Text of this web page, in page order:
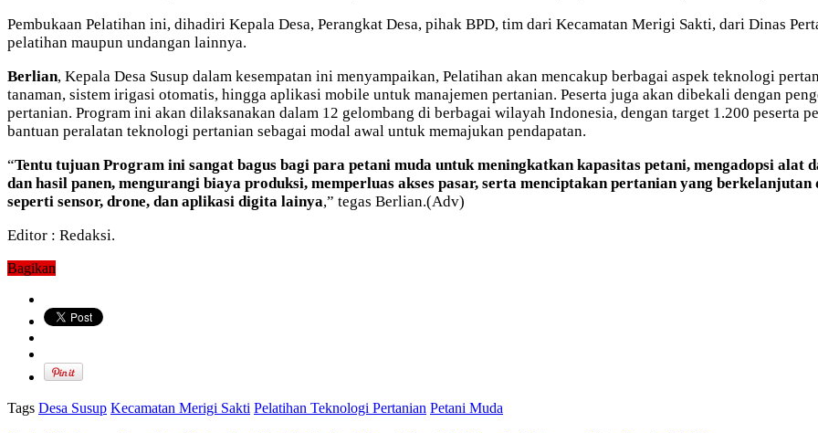
Pembukaan Pelatihan ini, dihadiri Kepala Desa, Perangkat Desa, pihak BPD, tim dari Kecamatan Merigi Sakti, dari Dinas
pelatihan maupun undangan lainnya.
Berlian, Kepala Desa Susup dalam kesempatan ini menyampaikan, Pelatihan akan mencakup berbagai aspek teknologi
tanaman, sistem irigasi otomatis, hingga aplikasi mobile untuk manajemen pertanian. Peserta juga akan dibekali dengan
pertanian. Program ini akan dilaksanakan dalam 12 gelombang di berbagai wilayah Indonesia, dengan target 1.200 peserta
bantuan peralatan teknologi pertanian sebagai modal awal untuk memajukan pendapatan.
“Tentu tujuan Program ini sangat bagus bagi para petani muda untuk meningkatkan kapasitas petani, mengadopsi
dan hasil panen, mengurangi biaya produksi, memperluas akses pasar, serta menciptakan pertanian yang
seperti sensor, drone, dan aplikasi digita lainya,” tegas Berlian.(Adv)
Editor : Redaksi.
Bagikan
Tags Desa Susup Kecamatan Merigi Sakti Pelatihan Teknologi Pertanian Petani Muda